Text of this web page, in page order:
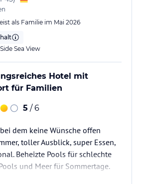
als Familie im Mai 2026
Sea View
Hotel mit
für Familien
5 / 6
dem keine Wünsche offen
toller Ausblick, super Essen,
Beheizte Pools für schlechte
und Meer für Sommertage.